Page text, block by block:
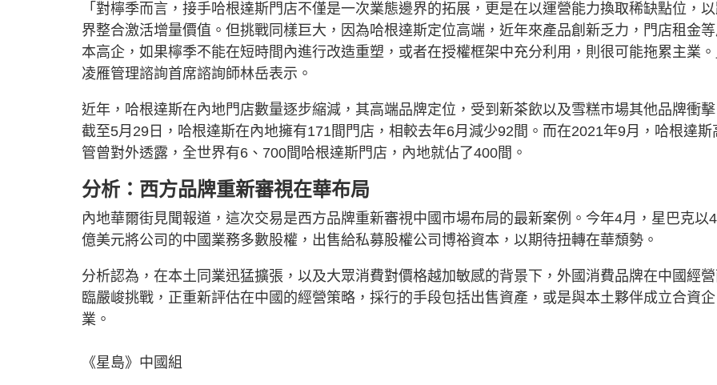
「對檸季而言，接手哈根達斯門店不僅是一次業態邊界的拓展，更是在以運營能力換取稀缺點位，
界整合激活增量價值。但挑戰同樣巨大，因為哈根達斯定位高端，近年來產品創新乏力，門店租金
本高企，如果檸季不能在短時間內進行改造重塑，或者在授權框架中充分利用，則很可能拖累主業
凌雁管理諮詢首席諮詢師林岳表示。
近年，哈根達斯在內地門店數量逐步縮減，其高端品牌定位，受到新茶飲以及雪糕市場其他品牌衝
截至5月29日，哈根達斯在內地擁有171間門店，相較去年6月減少92間。而在2021年9月，哈根達斯
管曾對外透露，全世界有6、700間哈根達斯門店，內地就佔了400間。
分析：西方品牌重新審視在華布局
內地華爾街見聞報道，這次交易是西方品牌重新審視中國市場布局的最新案例。今年4月，星巴克以
億美元將公司的中國業務多數股權，出售給私募股權公司博裕資本，以期待扭轉在華頹勢。
分析認為，在本土同業迅猛擴張，以及大眾消費對價格越加敏感的背景下，外國消費品牌在中國經
臨嚴峻挑戰，正重新評估在中國的經營策略，採行的手段包括出售資產，或是與本土夥伴成立合資企
業。
《星島》中國組